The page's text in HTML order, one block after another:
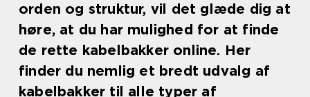
orden og struktur, vil det glæde dig at
høre, at du har mulighed for at finde
de rette kabelbakker online. Her
finder du nemlig et bredt udvalg af
kabelbakker til alle typer af